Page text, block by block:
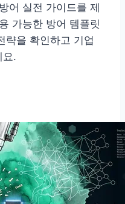
어 실전 가이드를 제
가능한 방어 템플릿
략을 확인하고 기업
요.